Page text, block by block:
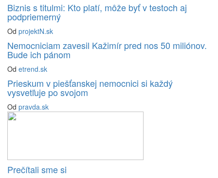
Biznis s titulmi: Kto platí, môže byť v testoch aj
podpriemerný
Od projektN.sk
Nemocniciam zavesil Kažimír pred nos 50 miliónov.
Bude ich pánom
Od etrend.sk
Prieskum v piešťanskej nemocnici si každý
vysvetľuje po svojom
Od pravda.sk
Prečítali sme si